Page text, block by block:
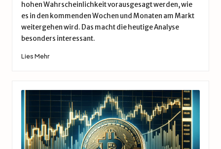
hohen Wahrscheinlichkeit vorausgesagt werden, wie
es in den kommenden Wochen und Monaten am Markt
weitergehen wird. Das macht die heutige Analyse
besonders interessant.
Lies Mehr